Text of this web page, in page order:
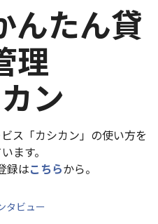
んたん貸
理
ン
ス「カシカン」の使い方を
ます。
録はこちらから。
タビュー